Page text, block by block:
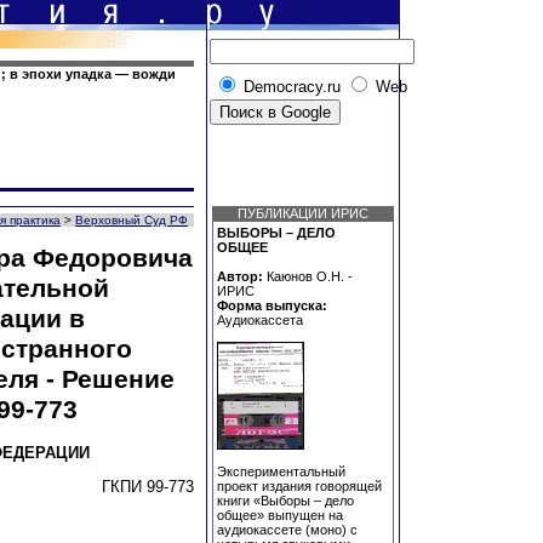
в эпохи упадка — вожди
Democracy.ru Web
практика > Верховный Суд РФ
Федоровича
в
- Решение
773
ГКПИ 99-773
ПУБЛИКАЦИИ ИРИС
ВЫБОРЫ – ДЕЛО
ОБЩЕЕ
Автор: Каюнов О.Н. -
ИРИС
Форма выпуска:
Аудиокассета
Экспериментальный
проект издания говорящей
книги «Выборы – дело
общее» выпущен на
аудиокассете (моно) с